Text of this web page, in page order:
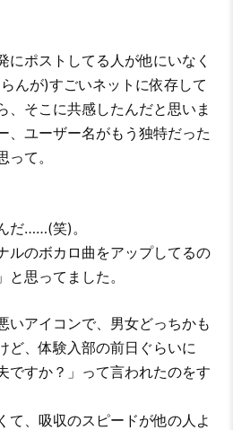
にポストしてる人が他にいなく
んが)すごいネットに依存して
、そこに共感したんだと思いま
、ユーザー名がもう独特だった
て。
だ……(笑)。
ルのボカロ曲をアップしてるの
思ってました。
いアイコンで、男女どっちかも
ど、体験入部の前日ぐらいに
ですか？」って言われたのをす
て、吸収のスピードが他の人よ